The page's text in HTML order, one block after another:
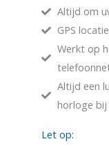
Altijd om
GPS
Werkt op
Altijd een
horloge bij
Let op: